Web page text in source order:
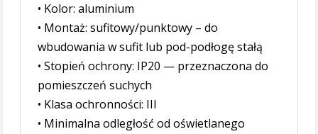
• Kolor: aluminium
• Montaż: sufitowy/punktowy – do
wbudowania w sufit lub pod-podłogę stałą
• Stopień ochrony: IP20 — przeznaczona do
pomieszczeń suchych
• Klasa ochronności: III
• Minimalna odległość od oświetlanego